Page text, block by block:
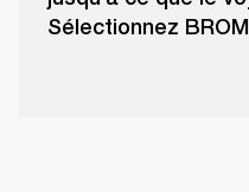
Sélectionnez